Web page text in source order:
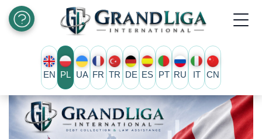
EN PL UA FR TR DE ES PT RU IT CN